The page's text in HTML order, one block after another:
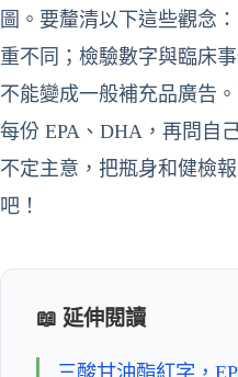
圖。要釐清以下這些觀念
重不同；檢驗數字與臨床
不能變成一般補充品廣告
每份 EPA、DHA，再問自
不定主意，把瓶身和健檢
吧！
📖 延伸閱讀